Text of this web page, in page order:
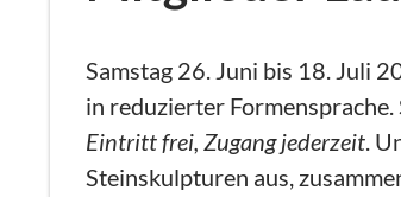
Samstag 26. Juni bis 18. Juli
in reduzierter
Eintritt frei, Zugang jederzeit.
Steinskulpturen aus,